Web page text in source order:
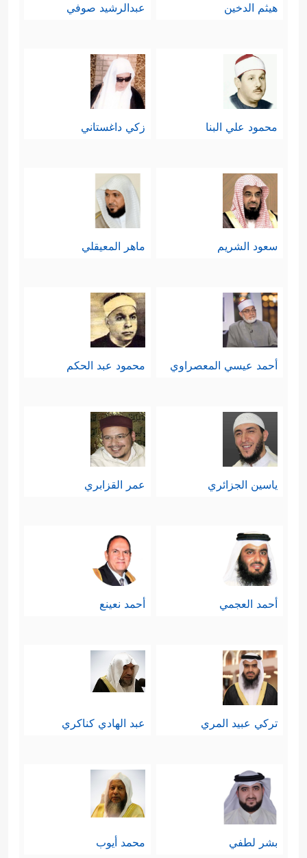
هيثم الدخين عبدالرشيد صوفي
محمود علي البنا زكي داغستاني
سعود الشريم ماهر المعيقلي
أحمد عيسي المعصراوي محمود عبد الحكم
ياسين الجزائري عمر القزابري
أحمد العجمي أحمد نعينع
تركي عبيد المري عبد الهادي كناكري
بشر لطفي محمد أيوب